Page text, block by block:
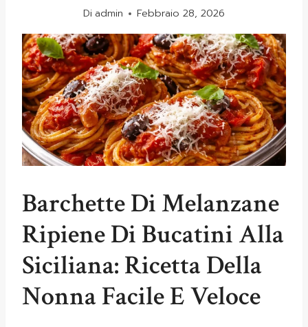
Di admin Febbraio 28, 2026
Barchette Di Melanzane
Ripiene Di Bucatini Alla
Siciliana: Ricetta Della
Nonna Facile E Veloce